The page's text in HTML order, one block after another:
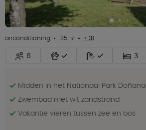
airconditioning 35 ㎡ + 31
6 3
Midden in het Nationaal Park Doñana
Zwembad met wit zandstrand
Vakantie vieren tussen zee en bos